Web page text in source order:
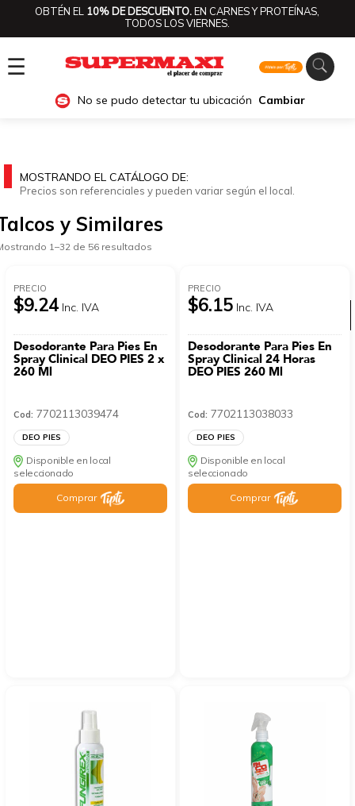
OBTÉN EL 10% DE DESCUENTO.EN CARNES Y PROTEÍNAS,
TODOS LOS VIERNES.
☰
No se pudo detectar tu ubicación Cambiar
Ver categorías
MOSTRANDO EL CATÁLOGO DE:
Precios son referenciales y pueden variar según el local.
y Similares
1–32 de 56 resultados
PRECIO
$9.24 Inc. IVA
Desodorante Para Pies En
Spray Clinical DEO PIES 2 x
260 Ml
Cod: 7702113039474
DEO PIES
Disponible en local
seleccionado
Comprar
PRECIO
$6.15 Inc. IVA
Desodorante Para Pies En
Spray Clinical 24 Horas
DEO PIES 260 Ml
Cod: 7702113038033
DEO PIES
Disponible en local
seleccionado
Comprar